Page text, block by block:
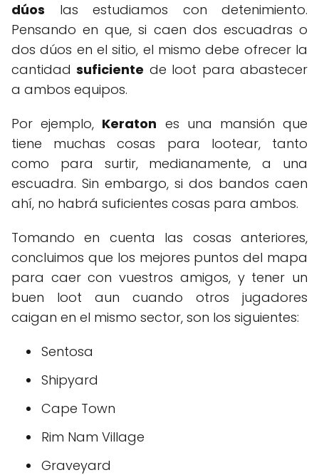
dúos las estudiamos con detenimiento.
Pensando en que, si caen dos escuadras o
dos dúos en el sitio, el mismo debe ofrecer la
cantidadsuficiente de loot para abastecer
a ambos equipos.
Por ejemplo, Keraton es una mansión que
tiene muchas cosas para lootear, tanto
como para surtir, medianamente, a una
escuadra. Sin embargo, si dos bandos caen
ahí, no habrá suficientes cosas para ambos.
Tomando en cuenta las cosas anteriores,
concluimos que los mejores puntos del mapa
para caer con vuestros amigos, y tener un
buen loot aun cuando otros jugadores
caigan en el mismo sector, son los siguientes:
Sentosa
Shipyard
Cape Town
Rim Nam Village
Graveyard